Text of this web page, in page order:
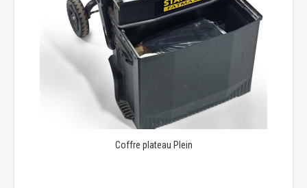
Coffre plateau Plein